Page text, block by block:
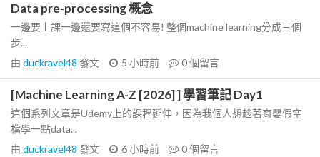
Data pre-processing 概念
一邊要上課一邊還要寫這個不容易! 整個machine learning分成三個
步...
由 duckravel48 發文 5 小時前 0個留言
[Machine Learning A-Z [2026] ] 學習筆記 Day1
這個系列文章是Udemy上的課程延伸，因為我個人想趁著育嬰假空
檔學一點data...
由 duckravel48 發文 6 小時前 0個留言